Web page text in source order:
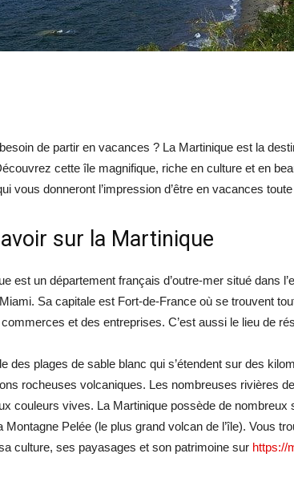
de partir en vacances ? La Martinique est la
cette île magnifique, riche en culture et en
vous donneront l’impression d’être en vacances toute
sur la Martinique
est un département français d’outre-mer situé dans
Sa capitale est Fort-de-France où se trouvent
et des entreprises. C’est aussi le lieu de
des plages de sable blanc qui s’étendent sur des
rocheuses volcaniques. Les nombreuses rivières
couleurs vives. La Martinique possède de
Montagne Pelée (le plus grand volcan de l’île). Vous
culture, ses payasages et son patrimoine sur https://